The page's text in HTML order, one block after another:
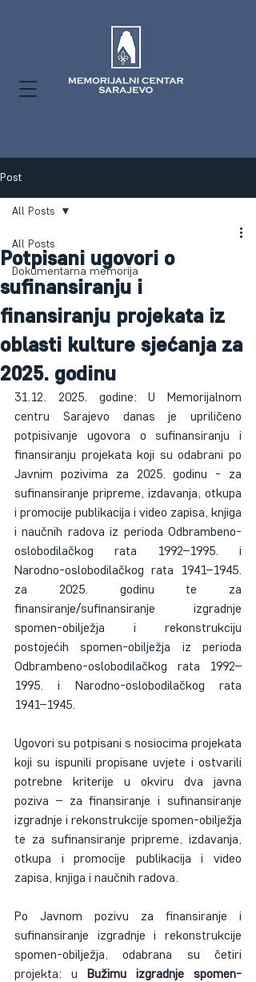
Post
All Posts
Dokumentarna memorija
All Posts
Potpisani ugovori o
sufinansiranju i
finansiranju projekata iz
oblasti kulture sjećanja za
2025. godinu
31.12. 2025. godine: U Memorijalnom
centru Sarajevo danas je upriličeno
potpisivanje ugovora o sufinansiranju i
finansiranju projekata koji su odabrani po
Javnim pozivima za 2025. godinu - za
sufinansiranje pripreme, izdavanja, otkupa
i promocije publikacija i video zapisa, knjiga
i naučnih radova iz perioda Odbrambeno-
oslobodilačkog rata 1992–1995. i
Narodno-oslobodilačkog rata 1941–1945.
za 2025. godinu te za
finansiranje/sufinansiranje izgradnje
spomen-obilježja i rekonstrukciju
postojećih spomen-obilježja iz perioda
Odbrambeno-oslobodilačkog rata 1992–
1995. i Narodno-oslobodilačkog rata
1941–1945.
Ugovori su potpisani s nosiocima projekata
koji su ispunili propisane uvjete i ostvarili
potrebne kriterije u okviru dva javna
poziva – za finansiranje i sufinansiranje
izgradnje i rekonstrukcije spomen-obilježja
te za sufinansiranje pripreme, izdavanja,
otkupa i promocije publikacija i video
zapisa, knjiga i naučnih radova.
Po Javnom pozivu za finansiranje i
sufinansiranje izgradnje i rekonstrukcije
spomen-obilježja, odabrana su četiri
projekta: u Bužimu izgradnje spomen-